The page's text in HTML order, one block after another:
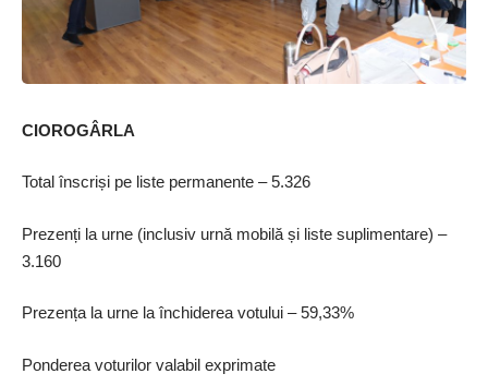
CIOROGÂRLA
Total înscriși pe liste permanente – 5.326
Prezenți la urne (inclusiv urnă mobilă și liste suplimentare) –
3.160
Prezența la urne la închiderea votului – 59,33%
Ponderea voturilor valabil exprimate